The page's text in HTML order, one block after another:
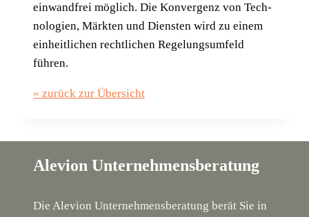
ein­wand­frei mög­lich. Die Kon­ver­genz von Tech­
no­lo­gien, Märk­ten und Diens­ten wird zu einem
ein­heit­li­chen recht­li­chen Rege­lungs­um­feld
führen.
« zurück zur Übersicht
Alevion Unternehmensberatung
Die Alevion Unternehmensberatung berät Sie in